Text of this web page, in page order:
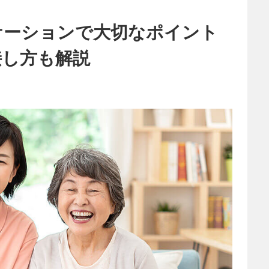
ションで大切なポイント
方も解説